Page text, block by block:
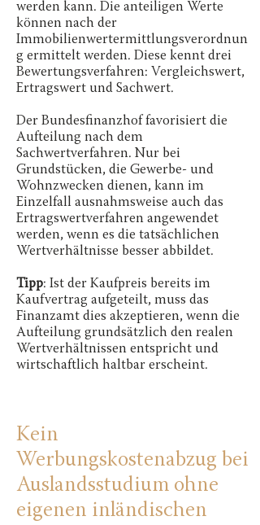
werden kann. Die anteiligen Werte
können nach der
Immobilienwertermittlungsverordnun
g ermittelt werden. Diese kennt drei
Bewertungsverfahren: Vergleichswert,
Ertragswert und Sachwert.
Der Bundesfinanzhof favorisiert die
Aufteilung nach dem
Sachwertverfahren. Nur bei
Grundstücken, die Gewerbe- und
Wohnzwecken dienen, kann im
Einzelfall ausnahmsweise auch das
Ertragswertverfahren angewendet
werden, wenn es die tatsächlichen
Wertverhältnisse besser abbildet.
Tipp: Ist der Kaufpreis bereits im
Kaufvertrag aufgeteilt, muss das
Finanzamt dies akzeptieren, wenn die
Aufteilung grundsätzlich den realen
Wertverhältnissen entspricht und
wirtschaftlich haltbar erscheint.
Kein
Werbungskostenabzug bei
Auslandsstudium ohne
eigenen inländischen